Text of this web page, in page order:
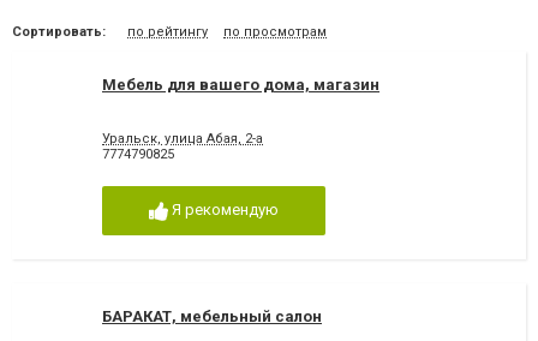
Сортировать: по рейтингу по просмотрам
Мебель для вашего дома, магазин
Уральск, улица Абая, 2-а
7774790825
Я рекомендую
БАРАКАТ, мебельный салон